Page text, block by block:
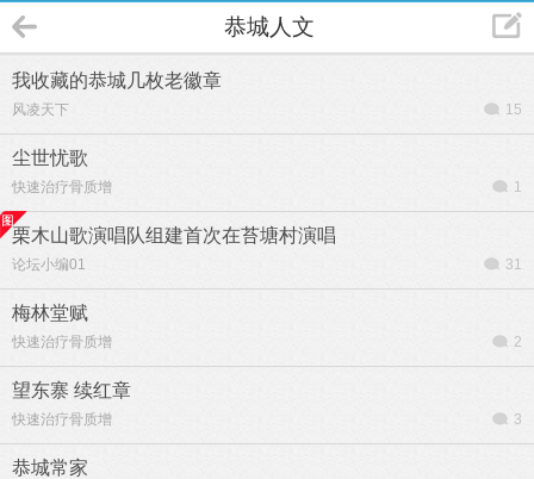
恭城人文
我收藏的恭城几枚老徽章
风凌天下 15
尘世忧歌
快速治疗骨质增 1
栗木山歌演唱队组建首次在苔塘村演唱
论坛小编01 31
梅林堂赋
快速治疗骨质增 2
望东寨 续红章
快速治疗骨质增 3
恭城常家